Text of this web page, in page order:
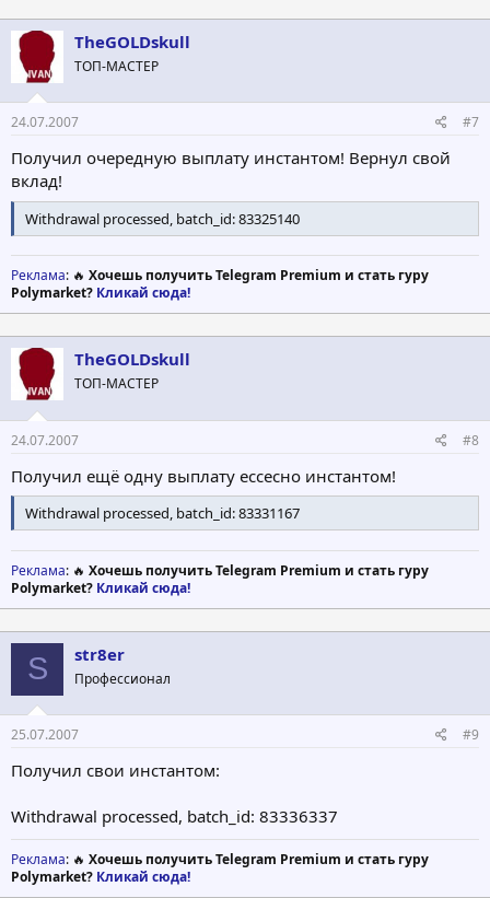
TheGOLDskull
ТОП-МАСТЕР
24.07.2007 #7
Получил очередную выплату инстантом! Вернул свой
вклад!
Withdrawal processed, batch_id: 83325140
Реклама: 🔥 Хочешь получить Telegram Premium и стать гуру
Polymarket? Кликай сюда!
TheGOLDskull
ТОП-МАСТЕР
24.07.2007 #8
Получил ещё одну выплату ессесно инстантом!
Withdrawal processed, batch_id: 83331167
Реклама: 🔥 Хочешь получить Telegram Premium и стать гуру
Polymarket? Кликай сюда!
S str8er
Профессионал
25.07.2007 #9
Получил свои инстантом:
Withdrawal processed, batch_id: 83336337
Реклама: 🔥 Хочешь получить Telegram Premium и стать гуру
Polymarket? Кликай сюда!